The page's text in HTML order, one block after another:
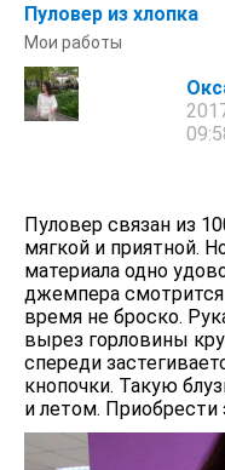
Пуловер из хлопка
Мои работы
Пуловер связан из
мягкой и приятной.
материала одно
джемпера
время не броско.
вырез горловины
спереди
кнопочки. Такую
и летом.